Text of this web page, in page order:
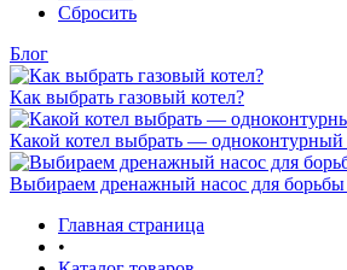
Сбросить
Блог
Как выбрать газовый котел?
Какой котел выбрать —
Выбираем дренажный насос для
Главная страница
•